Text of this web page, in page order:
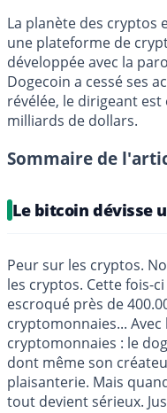
La planète des cryptos
une plateforme de
développée avec la
Dogecoin a cessé ses
révélée, le dirigeant
milliards de dollars.
Sommaire de
Le bitcoin dévisse
Peur sur les cryptos.
les cryptos. Cette fois-
escroqué près de
cryptomonnaies...
cryptomonnaies : le
dont même son
plaisanterie. Mais
tout devient sérieux.